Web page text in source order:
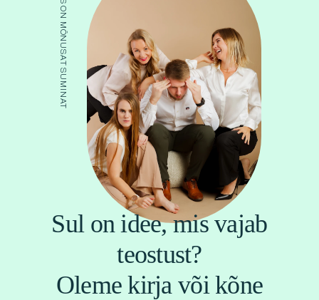
ÕHUS ON MÕNUSAT SUMINAT
Sul on idee, mis vajab
teostust?
Oleme kirja või kõne